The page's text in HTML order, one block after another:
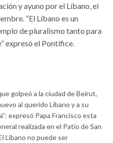
y ayuno por el Líbano, el
“El Líbano es un
de pluralismo tanto para
expresó el Pontífice.
golpeó a la ciudad de Beirut,
al querido Líbano y a su
expresó Papa Francisco esta
realizada en el Patio de San
Líbano no puede ser